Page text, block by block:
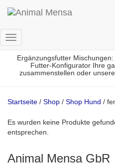
Navigation
umschalten
fertige
Ergänzungsfutter
Futter-Konfigurator Ihre
zusammenstellen oder
Startseite / Shop / Shop Hund /
Es wurden keine Produkte
entsprechen.
Animal Mensa GbR